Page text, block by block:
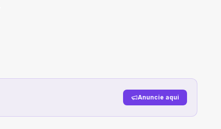
Anuncie aqui